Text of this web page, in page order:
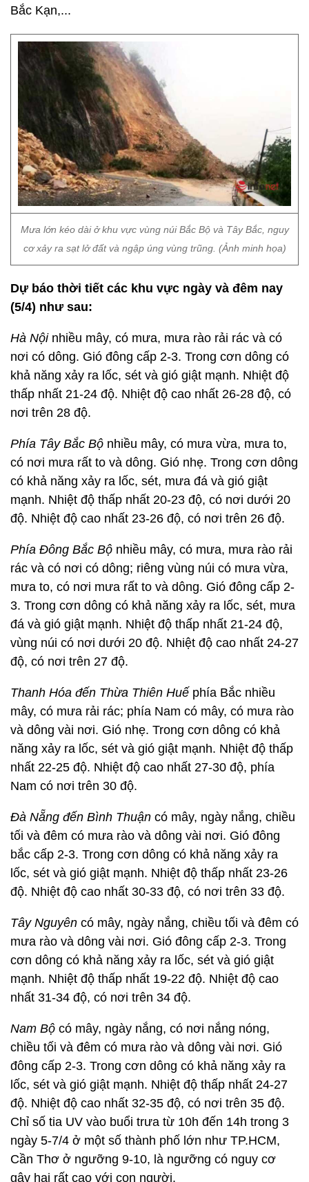
Bắc Kạn,...
Mưa lớn kéo dài ở khu vực vùng núi Bắc Bộ và Tây Bắc, nguy
cơ xảy ra sạt lở đất và ngập úng vùng trũng. (Ảnh minh họa)
Dự báo thời tiết các khu vực ngày và đêm nay
(5/4) như sau:
Hà Nộinhiều mây, có mưa, mưa rào rải rác và có
nơi có dông. Gió đông cấp 2-3. Trong cơn dông có
khả năng xảy ra lốc, sét và gió giật mạnh. Nhiệt độ
thấp nhất 21-24 độ. Nhiệt độ cao nhất 26-28 độ, có
nơi trên 28 độ.
Phía Tây Bắc Bộ nhiều mây, có mưa vừa, mưa to,
có nơi mưa rất to và dông. Gió nhẹ. Trong cơn dông
có khả năng xảy ra lốc, sét, mưa đá và gió giật
mạnh. Nhiệt độ thấp nhất 20-23 độ, có nơi dưới 20
độ. Nhiệt độ cao nhất 23-26 độ, có nơi trên 26 độ.
Phía Đông Bắc Bộ nhiều mây, có mưa, mưa rào rải
rác và có nơi có dông; riêng vùng núi có mưa vừa,
mưa to, có nơi mưa rất to và dông. Gió đông cấp 2-
3. Trong cơn dông có khả năng xảy ra lốc, sét, mưa
đá và gió giật mạnh. Nhiệt độ thấp nhất 21-24 độ,
vùng núi có nơi dưới 20 độ. Nhiệt độ cao nhất 24-27
độ, có nơi trên 27 độ.
Thanh Hóa đến Thừa Thiên Huế phía Bắc nhiều
mây, có mưa rải rác; phía Nam có mây, có mưa rào
và dông vài nơi. Gió nhẹ. Trong cơn dông có khả
năng xảy ra lốc, sét và gió giật mạnh. Nhiệt độ thấp
nhất 22-25 độ. Nhiệt độ cao nhất 27-30 độ, phía
Nam có nơi trên 30 độ.
Đà Nẵng đến Bình Thuận có mây, ngày nắng, chiều
tối và đêm có mưa rào và dông vài nơi. Gió đông
bắc cấp 2-3. Trong cơn dông có khả năng xảy ra
lốc, sét và gió giật mạnh. Nhiệt độ thấp nhất 23-26
độ. Nhiệt độ cao nhất 30-33 độ, có nơi trên 33 độ.
Tây Nguyên có mây, ngày nắng, chiều tối và đêm có
mưa rào và dông vài nơi. Gió đông cấp 2-3. Trong
cơn dông có khả năng xảy ra lốc, sét và gió giật
mạnh. Nhiệt độ thấp nhất 19-22 độ. Nhiệt độ cao
nhất 31-34 độ, có nơi trên 34 độ.
Nam Bộ có mây, ngày nắng, có nơi nắng nóng,
chiều tối và đêm có mưa rào và dông vài nơi. Gió
đông cấp 2-3. Trong cơn dông có khả năng xảy ra
lốc, sét và gió giật mạnh. Nhiệt độ thấp nhất 24-27
độ. Nhiệt độ cao nhất 32-35 độ, có nơi trên 35 độ.
Chỉ số tia UV vào buổi trưa từ 10h đến 14h trong 3
ngày 5-7/4 ở một số thành phố lớn như TP.HCM,
Cần Thơ ở ngưỡng 9-10, là ngưỡng có nguy cơ
gây hại rất cao với con người.